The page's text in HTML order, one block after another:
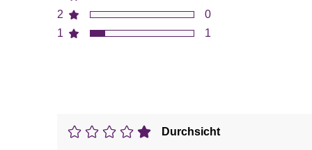
2
1
0
1
Durchsicht